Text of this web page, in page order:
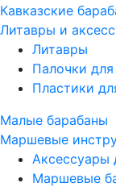
Кавказские
Литавры и
Литавры
Палочки для
Пластики
Малые барабаны
Маршевые
Аксессуары
Маршевые